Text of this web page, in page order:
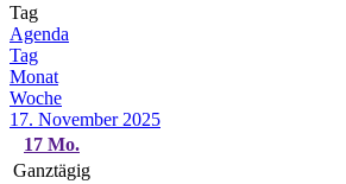
Tag
Agenda
Tag
Monat
Woche
17. November 2025
17 Mo.
Ganztägig